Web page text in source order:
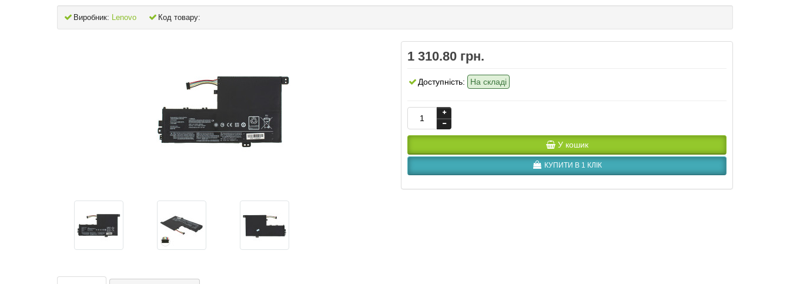
Виробник: Lenovo Код товару:
1 310.80 грн.
Доступність: На складі
У кошик
КУПИТИ В 1 КЛІК